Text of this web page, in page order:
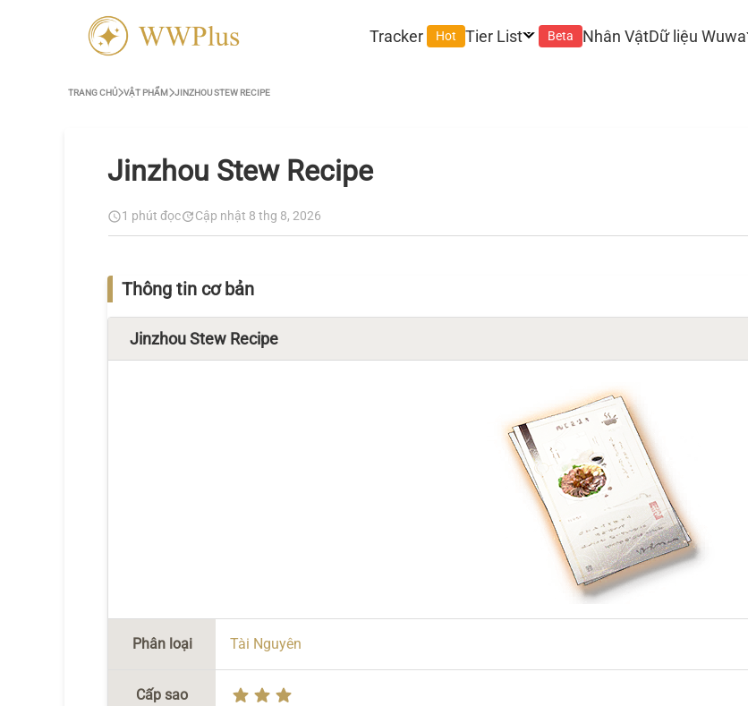
Tracker Hot Tier List Beta Nhân VậtDữ liệu Wuwa
TRANG CHỦ VẬT PHẨM JINZHOU STEW RECIPE
Jinzhou Stew Recipe
1 phút đọc Cập nhật 8 thg 8, 2026
Thông tin cơ bản
Jinzhou Stew Recipe
Phân loại Tài Nguyên
Cấp sao